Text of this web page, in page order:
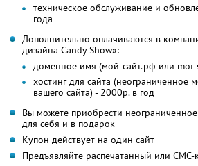
техническое обслуживание и
года
Дополнительно оплачиваются в
дизайна Candy Show»:
доменное имя (мой-сайт.рф или moi-
хостинг для сайта (неограниченное
вашего сайта) - 2000р. в год
Вы можете приобрести
для себя и в подарок
Купон действует на один сайт
Предъявляйте распечатанный или СМС-